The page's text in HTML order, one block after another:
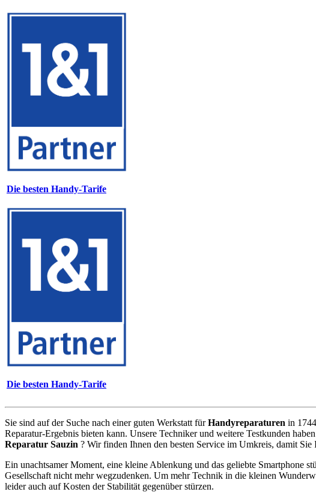
Die besten Handy-Tarife
Die besten Handy-Tarife
Sie sind auf der Suche nach einer guten Werkstatt fürHandyreparaturen in
Reparatur-Ergebnis bieten kann. Unsere Techniker und weitere Testkunden
Reparatur Sauzin ? Wir finden Ihnen den besten Service im Umkreis, damit
Ein unachtsamer Moment, eine kleine Ablenkung und das geliebte Smartphone
Gesellschaft nicht mehr wegzudenken. Um mehr Technik in die kleinen
leider auch auf Kosten der Stabilität gegenüber stürzen.